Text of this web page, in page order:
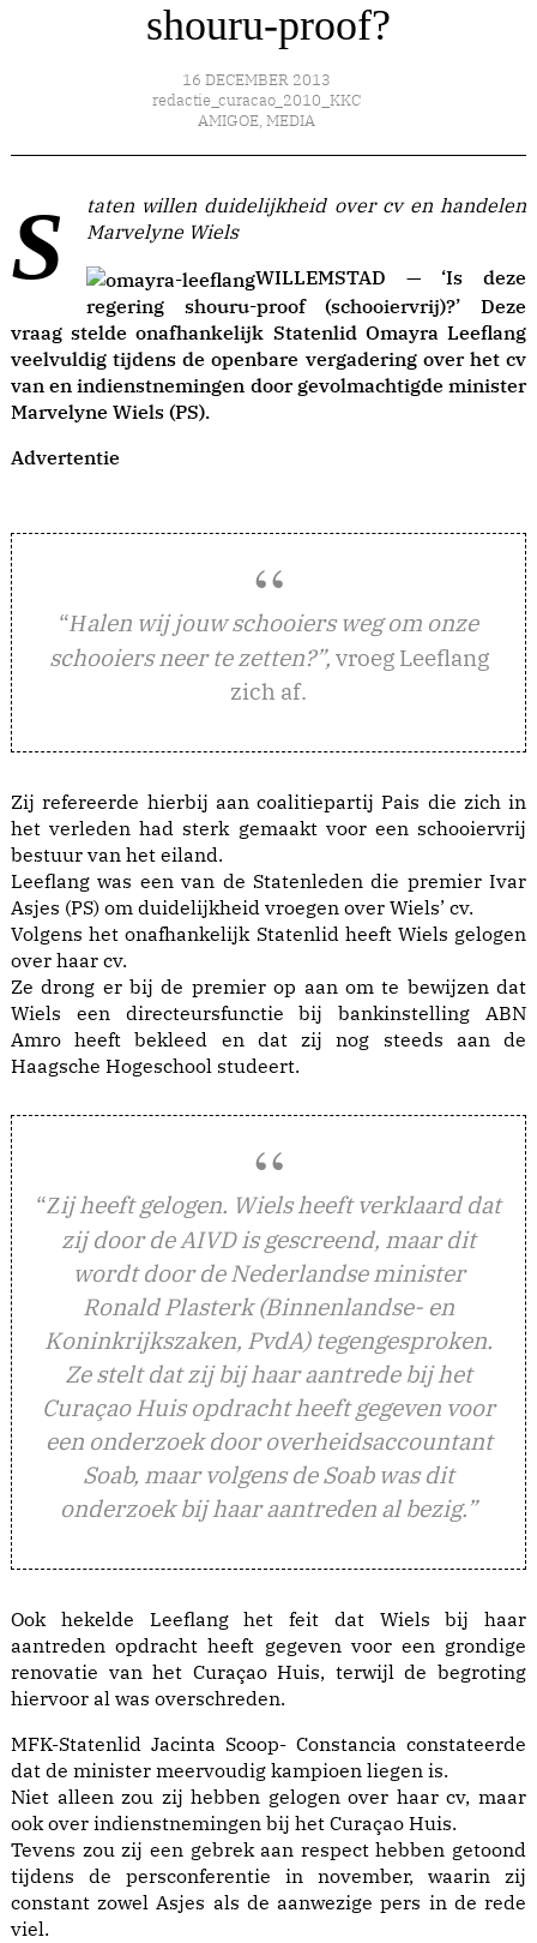
shouru-proof?
16 DECEMBER 2013
redactie_curacao_2010_KKC
AMIGOE, MEDIA
Staten willen duidelijkheid over cv en handelen
Marvelyne Wiels
WILLEMSTAD — ‘Is deze
regering shouru-proof (schooiervrij)?’ Deze
vraag stelde onafhankelijk Statenlid Omayra Leeflang
veelvuldig tijdens de openbare vergadering over het cv
van en indienstnemingen door gevolmachtigde minister
Marvelyne Wiels (PS).
Advertentie
“Halen wij jouw schooiers weg om onze
schooiers neer te zetten?”, vroeg Leeflang
zich af.
Zij refereerde hierbij aan coalitiepartij Pais die zich in
het verleden had sterk gemaakt voor een schooiervrij
bestuur van het eiland.
Leeflang was een van de Statenleden die premier Ivar
Asjes (PS) om duidelijkheid vroegen over Wiels’ cv.
Volgens het onafhankelijk Statenlid heeft Wiels gelogen
over haar cv.
Ze drong er bij de premier op aan om te bewijzen dat
Wiels een directeursfunctie bij bankinstelling ABN
Amro heeft bekleed en dat zij nog steeds aan de
Haagsche Hogeschool studeert.
“Zij heeft gelogen. Wiels heeft verklaard dat
zij door de AIVD is gescreend, maar dit
wordt door de Nederlandse minister
Ronald Plasterk (Binnenlandse- en
Koninkrijkszaken, PvdA) tegengesproken.
Ze stelt dat zij bij haar aantrede bij het
Curaçao Huis opdracht heeft gegeven voor
een onderzoek door overheidsaccountant
Soab, maar volgens de Soab was dit
onderzoek bij haar aantreden al bezig.”
Ook hekelde Leeflang het feit dat Wiels bij haar
aantreden opdracht heeft gegeven voor een grondige
renovatie van het Curaçao Huis, terwijl de begroting
hiervoor al was overschreden.
MFK-Statenlid Jacinta Scoop- Constancia constateerde
dat de minister meervoudig kampioen liegen is.
Niet alleen zou zij hebben gelogen over haar cv, maar
ook over indienstnemingen bij het Curaçao Huis.
Tevens zou zij een gebrek aan respect hebben getoond
tijdens de persconferentie in november, waarin zij
constant zowel Asjes als de aanwezige pers in de rede
viel.